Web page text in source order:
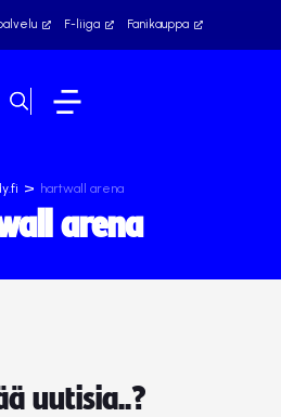
F-liiga Fanikauppa
> hartwall arena
arena
uutisia..?